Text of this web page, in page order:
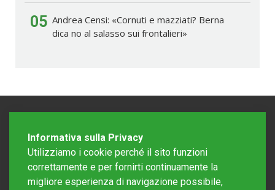
05 Andrea Censi: «Cornuti e mazziati? Berna
dica no al salasso sui frontalieri»
Informativa sulla Privacy
Utilizziamo i cookie perché il sito funzioni
correttamente e per fornirti continuamente la
migliore esperienza di navigazione possibile,